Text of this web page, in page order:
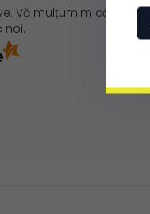
Vă mulțumim că
noi.